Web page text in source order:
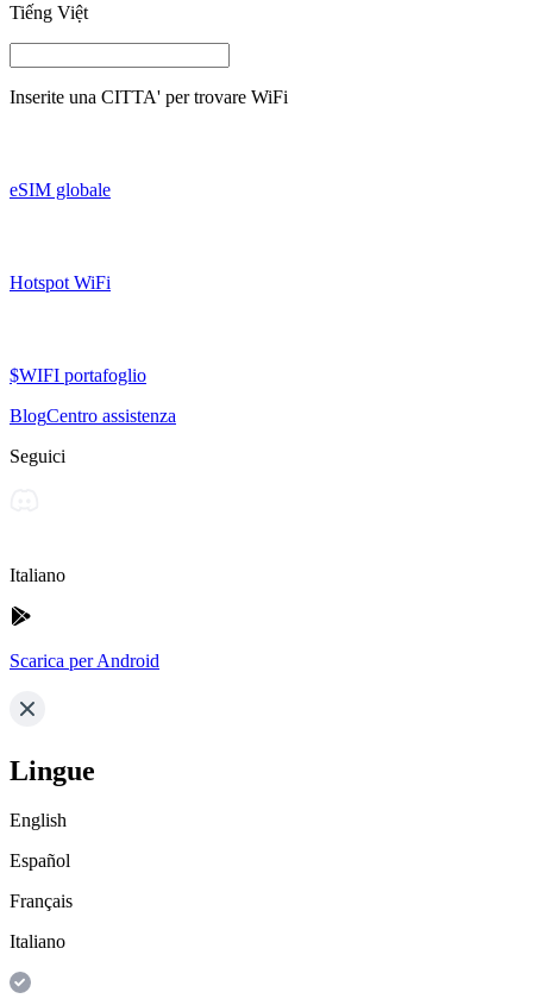
Tiếng Việt
Inserite una CITTA' per trovare WiFi
eSIM globale
Hotspot WiFi
$WIFI portafoglio
BlogCentro assistenza
Seguici
Italiano
Scarica per Android
Lingue
English
Español
Français
Italiano